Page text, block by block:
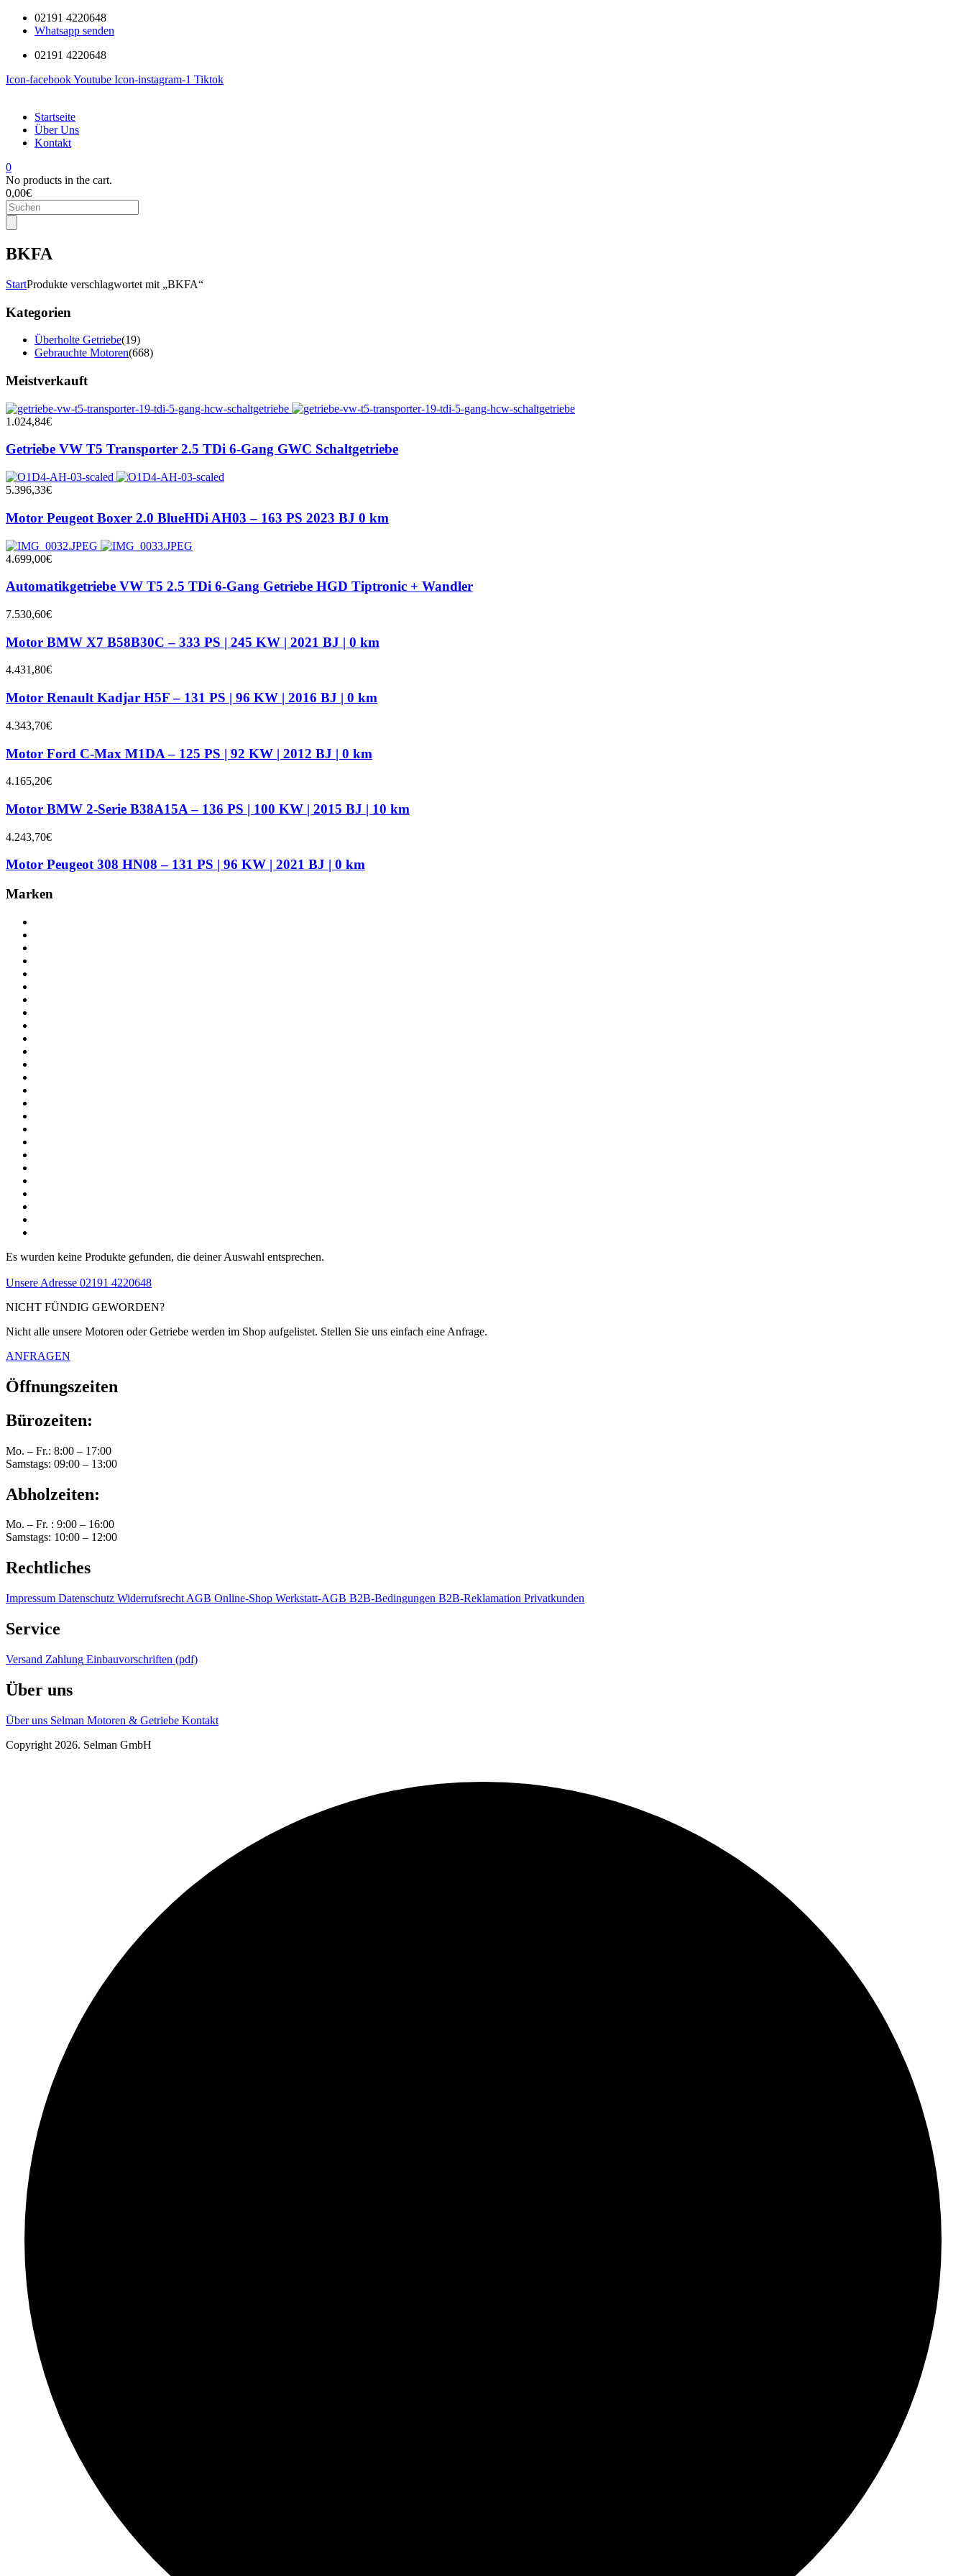
02191 4220648
Whatsapp senden
02191 4220648
Icon-facebookYoutube Icon-instagram-1 Tiktok
Startseite
Über Uns
Kontakt
0
No products in the cart.
0,00€
Products
search
BKFA
StartProdukte verschlagwortet mit „BKFA“
Kategorien
Überholte Getriebe(19)
Gebrauchte Motoren(668)
Meistverkauft
1.024,84€
Getriebe VW T5 Transporter 2.5 TDi 6-Gang GWC Schaltgetriebe
5.396,33€
Motor Peugeot Boxer 2.0 BlueHDi AH03 – 163 PS 2023 BJ 0 km
4.699,00€
Automatikgetriebe VW T5 2.5 TDi 6-Gang Getriebe HGD Tiptronic + Wandler
7.530,60€
Motor BMW X7 B58B30C – 333 PS | 245 KW | 2021 BJ | 0 km
4.431,80€
Motor Renault Kadjar H5F – 131 PS | 96 KW | 2016 BJ | 0 km
4.343,70€
Motor Ford C-Max M1DA – 125 PS | 92 KW | 2012 BJ | 0 km
4.165,20€
Motor BMW 2-Serie B38A15A – 136 PS | 100 KW | 2015 BJ | 10 km
4.243,70€
Motor Peugeot 308 HN08 – 131 PS | 96 KW | 2021 BJ | 0 km
Marken
Es wurden keine Produkte gefunden, die deiner Auswahl entsprechen.
Unsere Adresse 02191 4220648
NICHT FÜNDIG GEWORDEN?
Nicht alle unsere Motoren oder Getriebe werden im Shop aufgelistet. Stellen Sie uns einfach eine Anfrage.
ANFRAGEN
Öffnungszeiten
Bürozeiten:
Mo. – Fr.: 8:00 – 17:00
Samstags: 09:00 – 13:00
Abholzeiten:
Mo. – Fr. : 9:00 – 16:00
Samstags: 10:00 – 12:00
Rechtliches
Impressum Datenschutz Widerrufsrecht AGB Online-Shop Werkstatt-AGB B2B-Bedingungen B2B-Reklamation Privatkunden
Service
Versand Zahlung Einbauvorschriften (pdf)
Über uns
Über uns Selman Motoren & Getriebe Kontakt
Copyright 2026. Selman GmbH